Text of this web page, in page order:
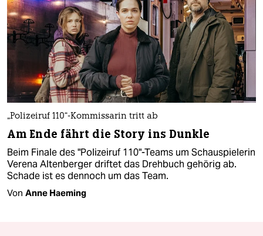
„Polizeiruf 110“-Kommissarin tritt ab
Am Ende fährt die Story ins Dunkle
Beim Finale des "Polizeiruf 110"-Teams um Schauspielerin
Verena Altenberger driftet das Drehbuch gehörig ab.
Schade ist es dennoch um das Team.
Von Anne Haeming